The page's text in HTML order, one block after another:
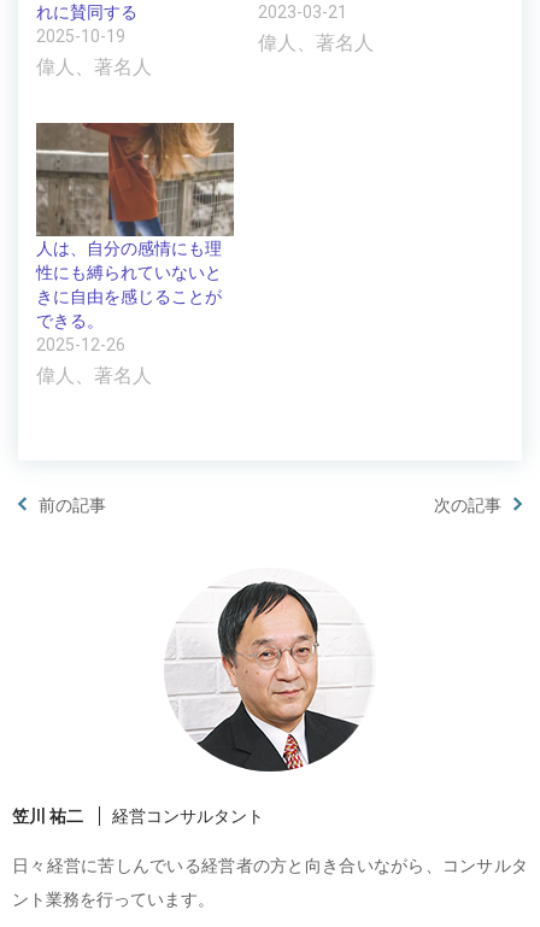
れに賛同する
2025-10-19
偉人、著名人
2023-03-21
偉人、著名人
人は、自分の感情にも理
性にも縛られていないと
きに自由を感じることが
できる。
2025-12-26
偉人、著名人
前の記事 次の記事
笠川 祐二 経営コンサルタント
日々経営に苦しんでいる経営者の方と向き合いながら、コンサルタ
ント業務を行っています。